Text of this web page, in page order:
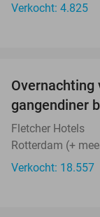
Verkocht: 4.825
Overnachting
gangendiner
Fletcher Hotels
Rotterdam (+
Verkocht: 18.557